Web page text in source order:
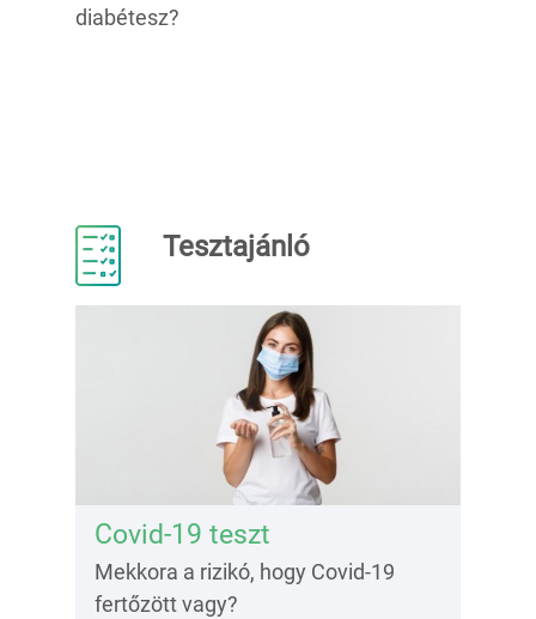
diabétesz?
Tesztajánló
Covid-19 teszt
Mekkora a rizikó, hogy Covid-19
fertőzött vagy?